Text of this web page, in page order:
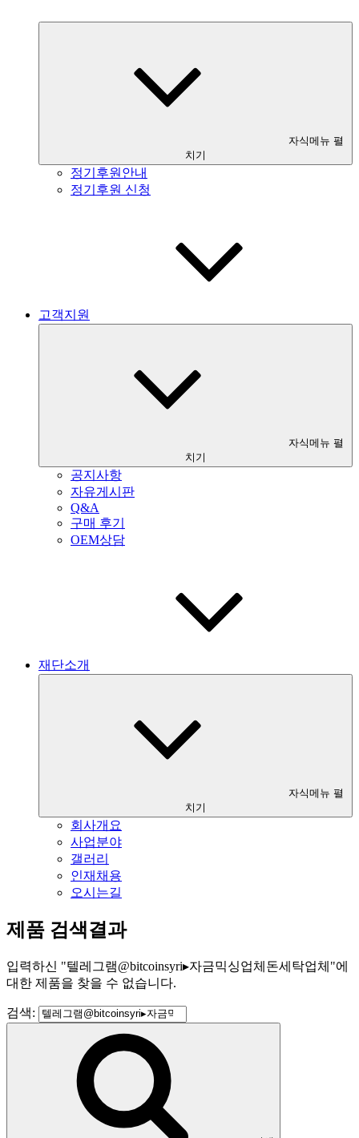
자식메뉴 펼
치기
정기후원안내
정기후원 신청
고객지원
자식메뉴 펼
치기
공지사항
자유게시판
Q&A
구매 후기
OEM상담
재단소개
자식메뉴 펼
치기
회사개요
사업분야
갤러리
인재채용
오시는길
제품 검색결과
입력하신 "텔레그램@bitcoinsyri▸자금믹싱업체돈세탁업체 "에
대한 제품을 찾을 수 없습니다.
검색: